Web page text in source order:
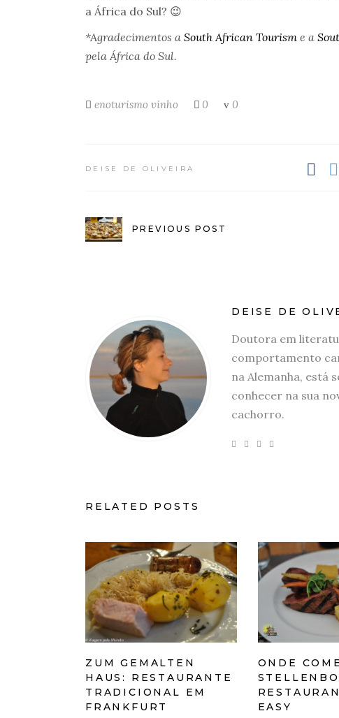
a África do Sul? 😉
*Agradecimentos a South African Tourism e a
pela África do Sul.
enoturismo vinho 0 0
DEISE DE OLIVEIRA
PREVIOUS POST
DEISE DE
Doutora em
comportamento
na Alemanha, está
conhecer na sua
cachorro.
RELATED POSTS
ZUM GEMALTEN
HAUS: RESTAURANTE
TRADICIONAL EM
FRANKFURT
ONDE
EASY